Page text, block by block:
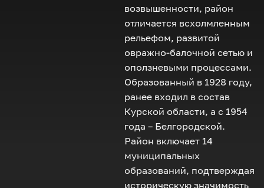
возвышенности, район
отличается всхолмленным
рельефом, развитой
овражно-балочной сетью и
оползневыми процессами.
Образованный в 1928 году,
ранее входил в состав
Курской области, а с 1954
года – Белгородской.
Район включает 14
муниципальных
образований, подтверждая
историческую значимость